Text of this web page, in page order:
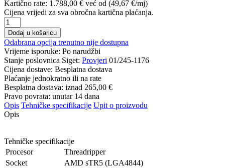
Kartično rate: 1.788,00 € već od (49,67 €/mj)
Cijena vrijedi za sva obročna kartična plaćanja.
Dodaj u košaricu
Odabrana opcija trenutno nije dostupna
Vrijeme isporuke: Po narudžbi
Stanje poslovnica Siget: Provjeri 01/245-1176
Cijena dostave: Besplatna dostava
Plaćanje jednokratno ili na rate
Besplatna dostava: iznad 265,00 €
Pravo povrata: unutar 14 dana
Opis Tehničke specifikacije Upit o proizvodu
Opis
Tehničke specifikacije
Procesor
Threadripper
Socket
AMD sTR5 (LGA4844)